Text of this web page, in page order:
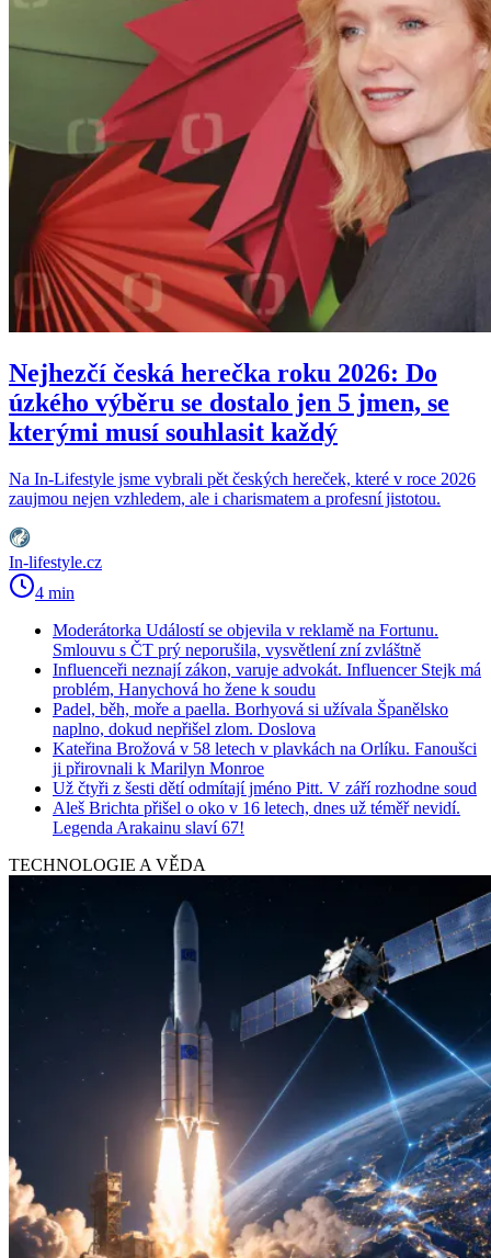
Nejhezčí česká herečka roku 2026: Do
úzkého výběru se dostalo jen 5 jmen, se
kterými musí souhlasit každý
Na In-Lifestyle jsme vybrali pět českých hereček, které v roce 2026
zaujmou nejen vzhledem, ale i charismatem a profesní jistotou.
In-lifestyle.cz
4 min
Moderátorka Událostí se objevila v reklamě na Fortunu.
Smlouvu s ČT prý neporušila, vysvětlení zní zvláštně
Influenceři neznají zákon, varuje advokát. Influencer Stejk má
problém, Hanychová ho žene k soudu
Padel, běh, moře a paella. Borhyová si užívala Španělsko
naplno, dokud nepřišel zlom. Doslova
Kateřina Brožová v 58 letech v plavkách na Orlíku. Fanoušci
ji přirovnali k Marilyn Monroe
Už čtyři z šesti dětí odmítají jméno Pitt. V září rozhodne soud
Aleš Brichta přišel o oko v 16 letech, dnes už téměř nevidí.
Legenda Arakainu slaví 67!
TECHNOLOGIE A VĚDA